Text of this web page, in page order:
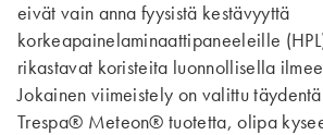
eivät vain anna fyysistä kestävyyttä
korkeapainelaminaattipaneeleille
rikastavat koristeita luonnollisella
Jokainen viimeistely on valittu
Trespa® Meteon® tuotetta, olipa